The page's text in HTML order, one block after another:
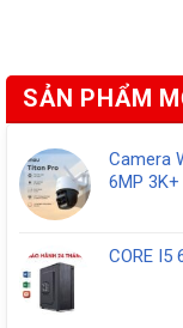
SẢN PHẨM
Camera
6MP 3K+
CORE I5